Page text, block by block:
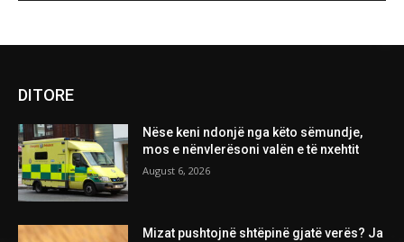
DITORE
Nëse keni ndonjë nga këto sëmundje,
mos e nënvlerësoni valën e të nxehtit
August 6, 2026
Mizat pushtojnë shtëpinë gjatë verës? Ja